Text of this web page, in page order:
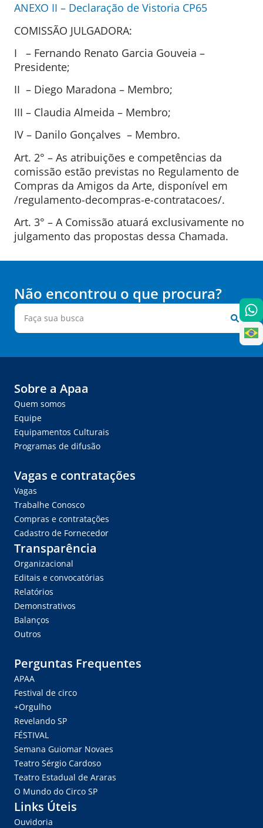
ANEXO II – Declaração de Vistoria CP65
COMISSÃO JULGADORA:
I – Fernando Renato Garcia Gouveia –
Presidente;
II – Diego Maradona – Membro;
III – Claudia Almeida – Membro;
IV – Danilo Gonçalves – Membro.
Art. 2° – As atribuições e competências da
comissão estão previstas no Regulamento de
Compras da Amigos da Arte, disponível em
/regulamento-decompras-e-contratacoes/.
Art. 3° – A Comissão atuará exclusivamente no
julgamento das propostas dessa Chamada.
Não encontrou o que procura?
Sobre a Apaa
Quem somos
Equipe
Equipamentos Culturais
Programas de difusão
Vagas e contratações
Vagas
Trabalhe Conosco
Compras e contratações
Cadastro de Fornecedor
Transparência
Organizacional
Editais e convocatórias
Relatórios
Demonstrativos
Balanços
Outros
Perguntas Frequentes
APAA
Festival de circo
+Orgulho
Revelando SP
FÉSTIVAL
Semana Guiomar Novaes
Teatro Sérgio Cardoso
Teatro Estadual de Araras
O Mundo do Circo SP
Links Úteis
Ouvidoria